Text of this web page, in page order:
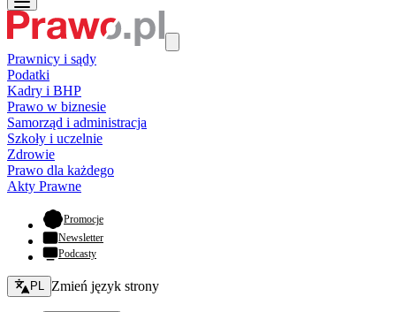
Prawnicy i sądy
Podatki
Kadry i BHP
Prawo w biznesie
Samorząd i administracja
Szkoły i uczelnie
Zdrowie
Prawo dla każdego
Akty Prawne
Promocje- otwiera się w nowej karcie
Newsletter
Podcasty
Zmień język - bieżący:
PL Zmień język strony